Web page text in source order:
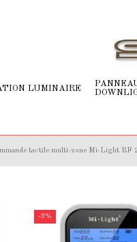
LUMINAIRE
tactile multi-zone Mi-Light RF
-3%